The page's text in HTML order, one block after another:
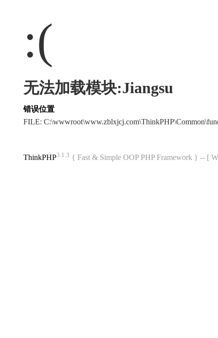
:(
无法加载模块:Jiangsu
错误位置
FILE:
ThinkPHP3.1.3 { Fast & Simple OOP PHP Framework } -- [